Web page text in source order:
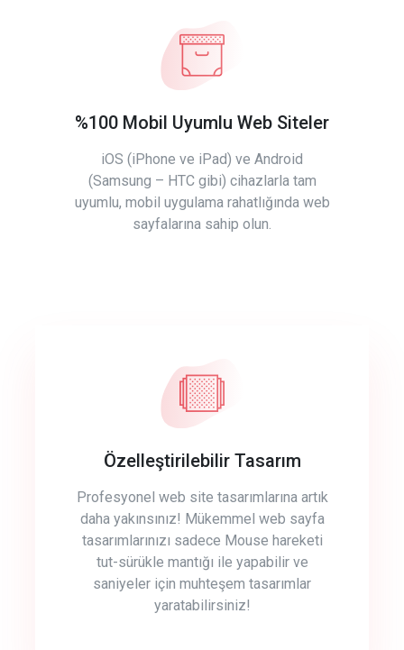
%100 Mobil Uyumlu Web Siteler
iOS (iPhone ve iPad) ve Android
(Samsung – HTC gibi) cihazlarla tam
uyumlu, mobil uygulama rahatlığında web
sayfalarına sahip olun.
Özelleştirilebilir Tasarım
Profesyonel web site tasarımlarına artık
daha yakınsınız! Mükemmel web sayfa
tasarımlarınızı sadece Mouse hareketi
tut-sürükle mantığı ile yapabilir ve
saniyeler için muhteşem tasarımlar
yaratabilirsiniz!